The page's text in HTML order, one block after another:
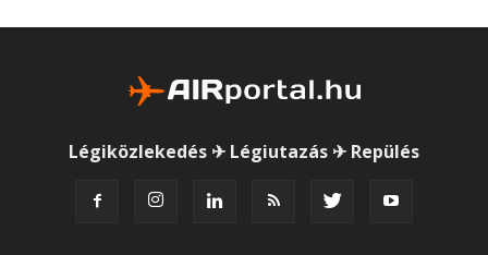
Légiközlekedés ✈ Légiutazás ✈ Repülés